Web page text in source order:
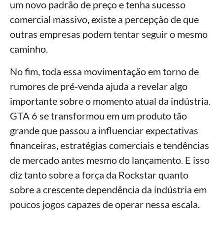
um novo padrão de preço e tenha sucesso
comercial massivo, existe a percepção de que
outras empresas podem tentar seguir o mesmo
caminho.
No fim, toda essa movimentação em torno de
rumores de pré-venda ajuda a revelar algo
importante sobre o momento atual da indústria.
GTA 6 se transformou em um produto tão
grande que passou a influenciar expectativas
financeiras, estratégias comerciais e tendências
de mercado antes mesmo do lançamento. E isso
diz tanto sobre a força da Rockstar quanto
sobre a crescente dependência da indústria em
poucos jogos capazes de operar nessa escala.